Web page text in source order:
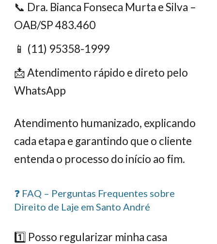
📞 Dra. Bianca Fonseca Murta e Silva –
OAB/SP 483.460
📱 (11) 95358-1999
📩 Atendimento rápido e direto pelo
WhatsApp
Atendimento humanizado, explicando
cada etapa e garantindo que o cliente
entenda o processo do início ao fim.
❓ FAQ – Perguntas Frequentes sobre
Direito de Laje em Santo André
1️⃣ Posso regularizar minha casa